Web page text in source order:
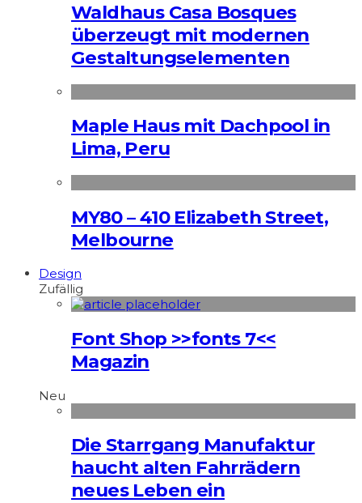
Waldhaus Casa Bosques
überzeugt mit modernen
Gestaltungselementen
Maple Haus mit Dachpool in
Lima, Peru
MY80 – 410 Elizabeth Street,
Melbourne
Design
Zufällig
Font Shop >>fonts 7<<
Magazin
Neu
Die Starrgang Manufaktur
haucht alten Fahrrädern
neues Leben ein